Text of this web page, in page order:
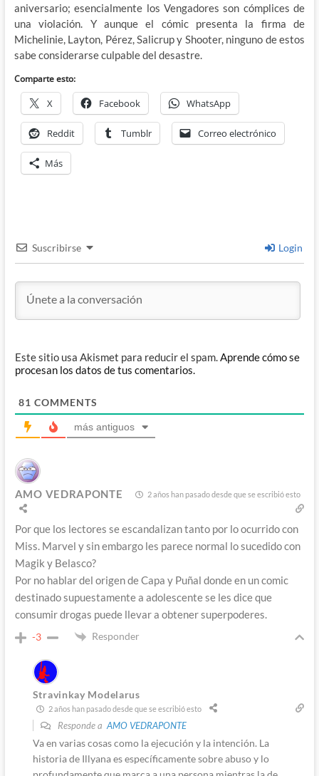
aniversario; esencialmente los Vengadores son cómplices de
una violación. Y aunque el cómic presenta la firma de
Michelinie, Layton, Pérez, Salicrup y Shooter, ninguno de estos
sabe considerarse culpable del desastre.
Comparte esto:
X Facebook WhatsApp
Reddit Tumblr Correo electrónico
Más
Suscribirse Login
Este sitio usa Akismet para reducir el spam.Aprende cómo se
procesan los datos de tus comentarios.
81 COMMENTS
más antiguos
AMO VEDRAPONTE 2 años han pasado desde que se escribió esto
Por que los lectores se escandalizan tanto por lo ocurrido con
Miss. Marvel y sin embargo les parece normal lo sucedido con
Magik y Belasco?
Por no hablar del origen de Capa y Puñal donde en un comic
destinado supuestamente a adolescente se les dice que
consumir drogas puede llevar a obtener superpoderes.
-3 Responder
Stravinkay Modelarus
2 años han pasado desde que se escribió esto
Responde aAMO VEDRAPONTE
Va en varias cosas como la ejecución y la intención. La
historia de Illyana es específicamente sobre abuso y lo